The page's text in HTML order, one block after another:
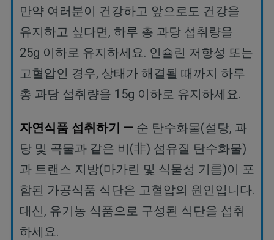
만약 여러분이 건강하고 앞으로도 건강을
유지하고 싶다면, 하루 총 과당 섭취량을
25g 이하로 유지하세요. 인슐린 저항성 또는
고혈압인 경우, 상태가 해결될 때까지 하루
총 과당 섭취량을 15g 이하로 유지하세요.
자연식품 섭취하기 — 순 탄수화물(설탕, 과
당 및 곡물과 같은 비(非) 섬유질 탄수화물)
과 트랜스 지방(마가린 및 식물성 기름)이 포
함된 가공식품 식단은 고혈압의 원인입니다.
대신, 유기농 식품으로 구성된 식단을 섭취
하세요.